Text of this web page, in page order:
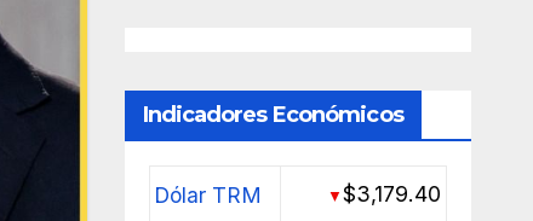
Indicadores Económicos
Dólar TRM ▼$3,179.40